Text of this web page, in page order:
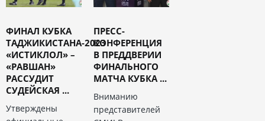
ФИНАЛ КУБКА
ТАДЖИКИСТАНА-2023
«ИСТИКЛОЛ» –
«РАВШАН»
РАССУДИТ
СУДЕЙСКАЯ ...
Утверждены
ПРЕСС-
КОНФЕРЕНЦИЯ
В ПРЕДДВЕРИИ
ФИНАЛЬНОГО
МАТЧА КУБКА ...
Вниманию
представителей